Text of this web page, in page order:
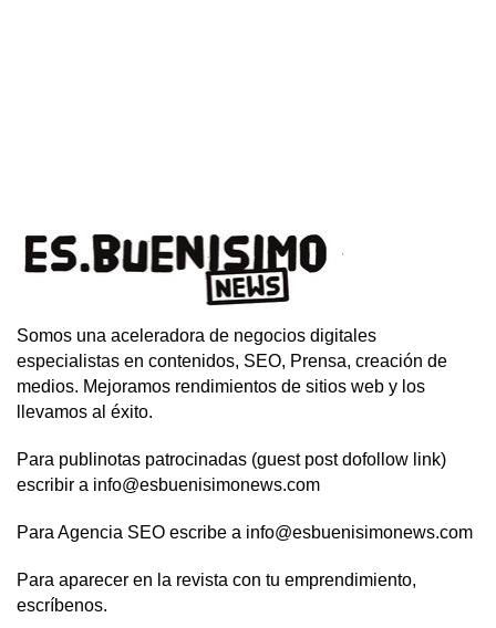
Somos una aceleradora de negocios digitales
especialistas en contenidos, SEO, Prensa, creación de
medios. Mejoramos rendimientos de sitios web y los
llevamos al éxito.
Para publinotas patrocinadas (guest post dofollow link)
escribir a info@esbuenisimonews.com
Para Agencia SEO escribe a info@esbuenisimonews.com
Para aparecer en la revista con tu emprendimiento,
escríbenos.